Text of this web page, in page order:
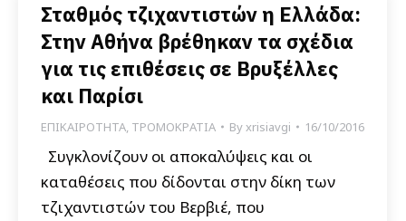
Σταθμός τζιχαντιστών η Ελλάδα:
Στην Αθήνα βρέθηκαν τα σχέδια
για τις επιθέσεις σε Βρυξέλλες
και Παρίσι
ΕΠΙΚΑΙΡΟΤΗΤΑ, ΤΡΟΜΟΚΡΑΤΙΑ Byxrisiavgi 16/10/2016
Συγκλονίζουν οι αποκαλύψεις και οι
καταθέσεις που δίδονται στην δίκη των
τζιχαντιστών του Βερβιέ, που